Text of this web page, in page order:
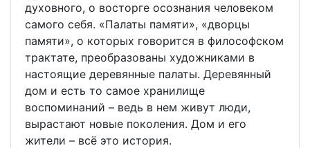
духовного, о восторге осознания человеком
самого себя. «Палаты памяти», «дворцы
памяти», о которых говорится в философском
трактате, преобразованы художниками в
настоящие деревянные палаты. Деревянный
дом и есть то самое хранилище
воспоминаний – ведь в нем живут люди,
вырастают новые поколения. Дом и его
жители – всё это история.